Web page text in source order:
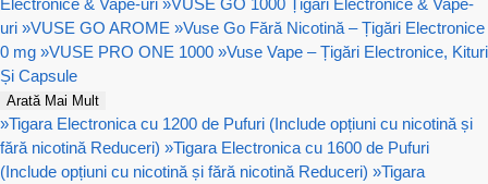
uri »VUSE GO AROME »Vuse Go Fără Nicotină – Țigări Electronice
0 mg »VUSE PRO ONE 1000 »Vuse Vape – Țigări Electronice, Kituri
Și Capsule
Arată Mai Mult
»Tigara Electronica cu 1200 de Pufuri (Include opțiuni cu nicotină și
fără nicotină Reduceri) »Tigara Electronica cu 1600 de Pufuri
(Include opțiuni cu nicotină și fără nicotină Reduceri) »Tigara